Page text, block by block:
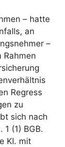
– hatte
an
–
Rahmen
Regress
zu
sich nach
(1) BGB.
Kl. mit